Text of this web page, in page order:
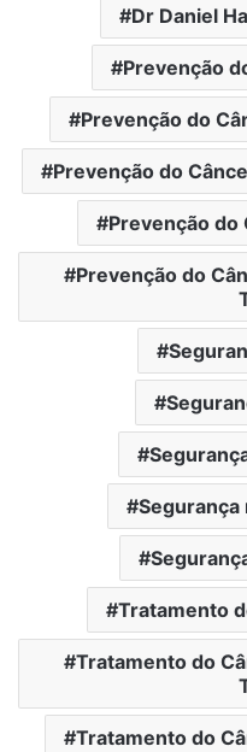
Dr Daniel
Prevenção
Prevenção do
Prevenção do
Prevenção do
Prevenção do
Tratamento
Tratamento do
Tratamento do